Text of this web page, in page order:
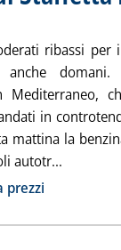
ribassi per
anche
Mediterraneo,
in
mattina la
autotr...
prezzi